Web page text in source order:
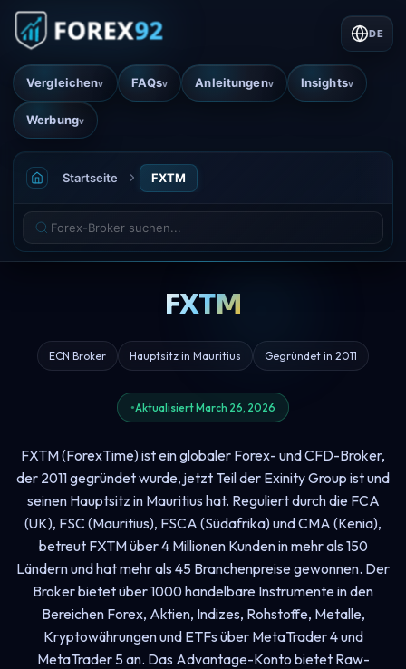
Vergleichenv FAQsv Anleitungenv Insightsv
Werbungv
DE
Startseite FXTM
FXTM
ECN Broker Hauptsitz in Mauritius Gegründet in 2011
Aktualisiert March 26, 2026
FXTM (ForexTime) ist ein globaler Forex- und CFD-Broker,
der 2011 gegründet wurde, jetzt Teil der Exinity Group ist und
seinen Hauptsitz in Mauritius hat. Reguliert durch die FCA
(UK), FSC (Mauritius), FSCA (Südafrika) und CMA (Kenia),
betreut FXTM über 4 Millionen Kunden in mehr als 150
Ländern und hat mehr als 45 Branchenpreise gewonnen. Der
Broker bietet über 1000 handelbare Instrumente in den
Bereichen Forex, Aktien, Indizes, Rohstoffe, Metalle,
Kryptowährungen und ETFs über MetaTrader 4 und
MetaTrader 5 an. Das Advantage-Konto bietet Raw-